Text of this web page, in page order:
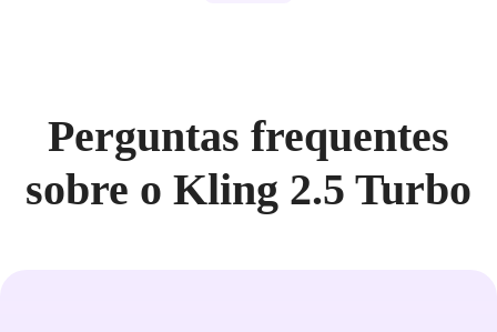
Perguntas frequentes
sobre o Kling 2.5 Turbo